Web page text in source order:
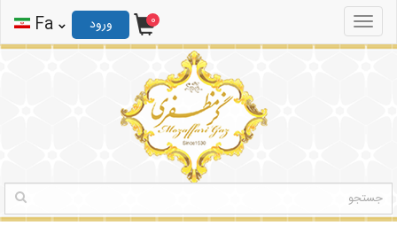
ورود ثبت نام
Toggle
navigation
0 ورود Fa